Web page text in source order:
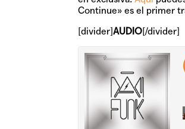
Continue»es el primer
[divider]AUDIO[/divider]